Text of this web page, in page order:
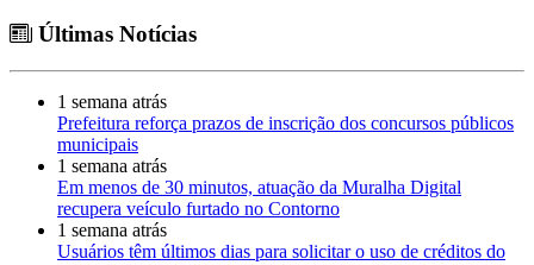
Últimas Notícias
1 semana atrás
Prefeitura reforça prazos de inscrição dos concursos públicos
municipais
1 semana atrás
Em menos de 30 minutos, atuação da Muralha Digital
recupera veículo furtado no Contorno
1 semana atrás
Usuários têm últimos dias para solicitar o uso de créditos do